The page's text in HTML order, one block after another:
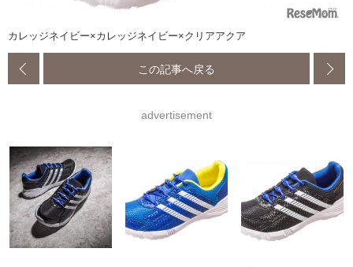
カレッジネイビー×カレッジネイビー×クリアアクア
この記事へ戻る
advertisement